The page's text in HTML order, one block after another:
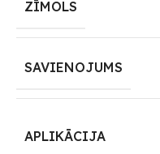
ZĪMOLS
SAVIENOJUMS
APLIKĀCIJA